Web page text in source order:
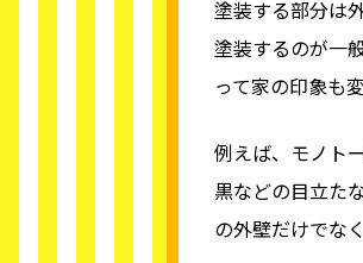
塗装する部分は
塗装するのが一
って家の印象も
例えば、モノト
黒などの目立た
の外壁だけでな